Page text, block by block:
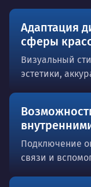
Адаптация
сферы
Визуальный
эстетики,
Подключение
связи и